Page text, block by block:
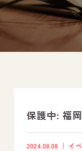
採用情報
自己評価表
社内行事
保護中: 福
2024.08.08 イ